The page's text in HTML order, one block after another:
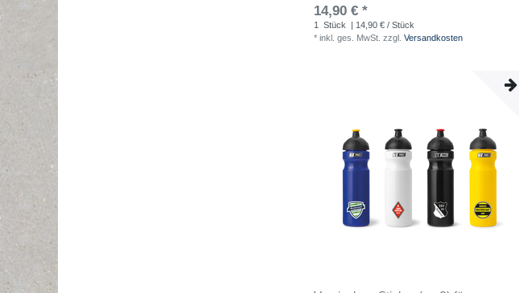
14,90 € *
1 Stück
| 14,90 € / Stück
* inkl. ges. MwSt. zzgl. Versandkosten